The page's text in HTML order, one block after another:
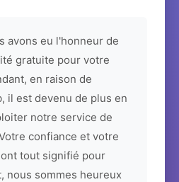
avons eu l'honneur de
gratuite pour votre
en raison de
il est devenu de plus en
notre service de
confiance et votre
tout signifié pour
nous sommes heureux